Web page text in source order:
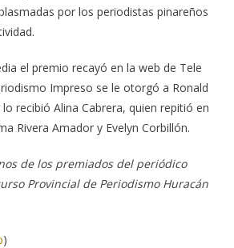
por los periodistas pinareños
el premio recayó en la web de Tele
Impreso se le otorgó a Ronald
recibió Alina Cabrera, quien repitió en
Rivera Amador y Evelyn Corbillón.
de los premiados del periódico
Provincial de Periodismo Huracán
)